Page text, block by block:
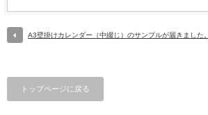
A3壁掛けカレンダー（中綴じ）のサンプルが届きました。
トップページに戻る